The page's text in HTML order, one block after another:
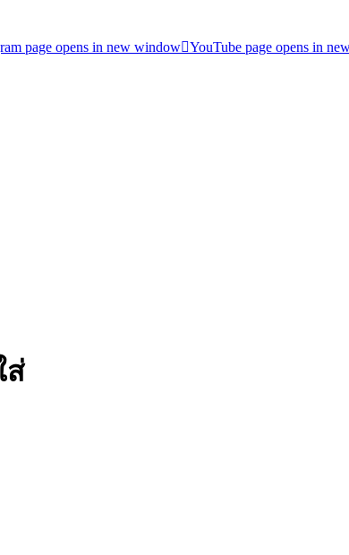
page opens in new window YouTube page opens in
ส่